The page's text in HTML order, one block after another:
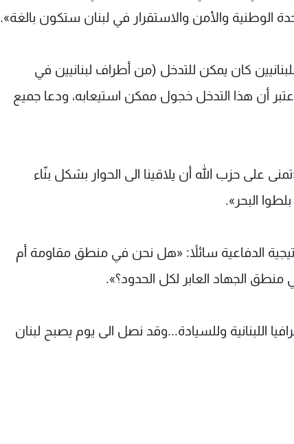
الوطنية والأمن والاستقرار في لبنان ستكون بالغة».
كان يمكن للتدخل (من أطراف لبنانيين في
أن هذا التدخل خجول ممكن استيعابه، ودعا جميع
على حزب الله أن يلاقينا الى الحوار بشكل بنّاء
البحر».
الدفاعية سائلاً: «هل نحن في منطق مقاومة أم
الجهاد العابر لكل الحدود؟».
اللبنانية وللسيادة...وقد نصل الى يوم يصبح لبنان